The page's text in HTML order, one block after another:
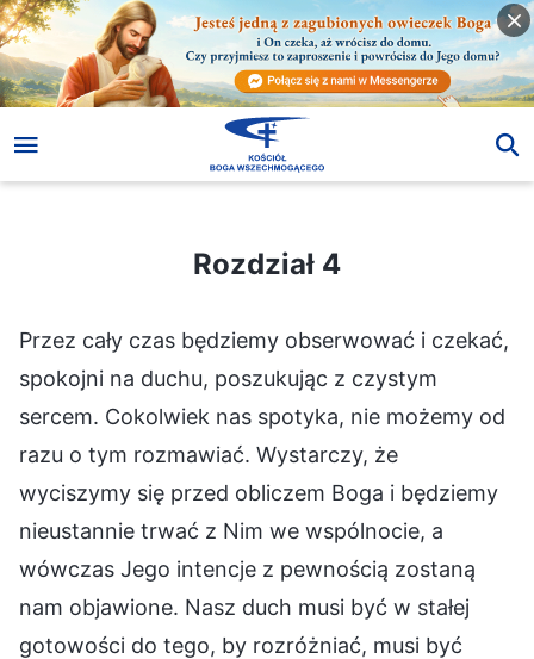
Rozdział 4
Przez cały czas będziemy obserwować i czekać,
spokojni na duchu, poszukując z czystym
sercem. Cokolwiek nas spotyka, nie możemy od
razu o tym rozmawiać. Wystarczy, że
wyciszymy się przed obliczem Boga i będziemy
nieustannie trwać z Nim we wspólnocie, a
wówczas Jego intencje z pewnością zostaną
nam objawione. Nasz duch musi być w stałej
gotowości do tego, by rozróżniać, musi być